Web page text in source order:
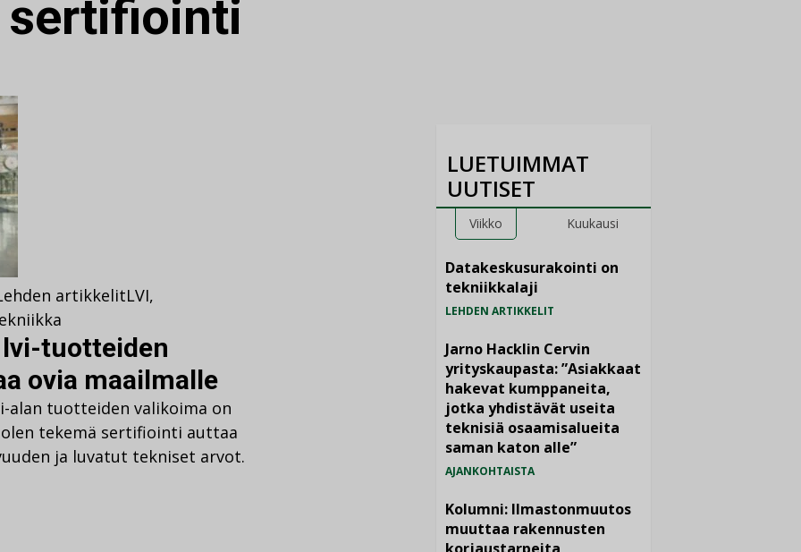
sertifiointi
artikkelitLVI,
tuotteiden
ovia maailmalle
alan tuotteiden valikoima on
tekemä sertifiointi auttaa
ja luvatut tekniset arvot.
LUETUIMMAT
UUTISET
Viikko Kuukausi
Datakeskusurakointi on
tekniikkalaji
LEHDEN ARTIKKELIT
Jarno Hacklin Cervin
yrityskaupasta: ”Asiakkaat
hakevat kumppaneita,
jotka yhdistävät useita
teknisiä osaamisalueita
saman katon alle”
AJANKOHTAISTA
Kolumni: Ilmastonmuutos
muuttaa rakennusten